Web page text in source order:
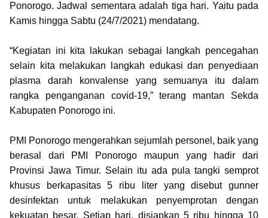
Ponorogo. Jadwal sementara adalah tiga hari. Yaitu pada
Kamis hingga Sabtu (24/7/2021) mendatang.
“Kegiatan ini kita lakukan sebagai langkah pencegahan
selain kita melakukan langkah edukasi dan penyediaan
plasma darah konvalense yang semuanya itu dalam
rangka penganganan covid-19,” terang mantan Sekda
Kabupaten Ponorogo ini.
PMI Ponorogo mengerahkan sejumlah personel, baik yang
berasal dari PMI Ponorogo maupun yang hadir dari
Provinsi Jawa Timur. Selain itu ada pula tangki semprot
khusus berkapasitas 5 ribu liter yang disebut gunner
desinfektan untuk melakukan penyemprotan dengan
kekuatan besar. Setiap hari, disiapkan 5 ribu hingga 10